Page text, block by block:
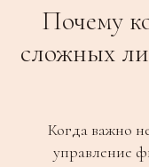
Почему
сложных
Когда важно
управление